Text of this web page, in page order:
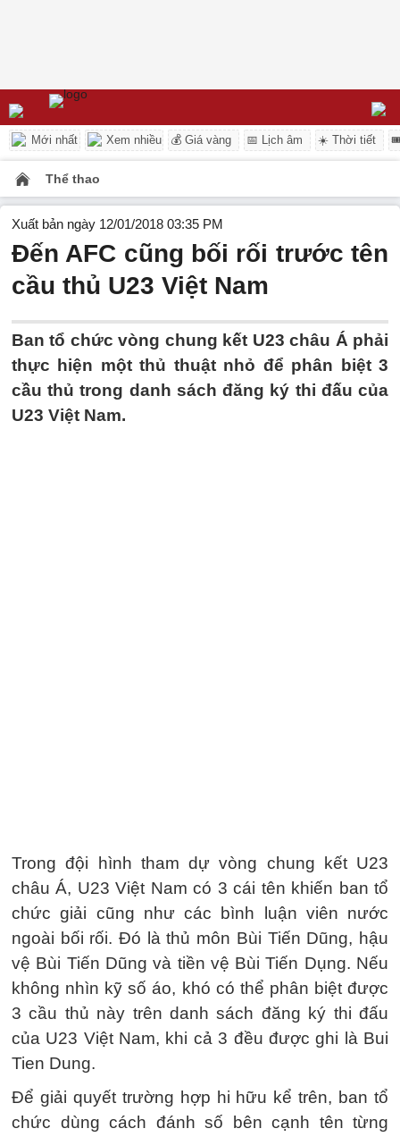
Mới nhất Xem nhiều 💰 Giá vàng 📅 Lịch âm ☀️ Thời tiết
Thể thao
Xuất bản ngày 12/01/2018 03:35 PM
Đến AFC cũng bối rối trước tên
cầu thủ U23 Việt Nam
Ban tổ chức vòng chung kết U23 châu Á phải
thực hiện một thủ thuật nhỏ để phân biệt 3
cầu thủ trong danh sách đăng ký thi đấu của
U23 Việt Nam.
Trong đội hình tham dự vòng chung kết U23
châu Á, U23 Việt Nam có 3 cái tên khiến ban tổ
chức giải cũng như các bình luận viên nước
ngoài bối rối. Đó là thủ môn Bùi Tiến Dũng, hậu
vệ Bùi Tiến Dũng và tiền vệ Bùi Tiến Dụng. Nếu
không nhìn kỹ số áo, khó có thể phân biệt được
3 cầu thủ này trên danh sách đăng ký thi đấu
của U23 Việt Nam, khi cả 3 đều được ghi là Bui
Tien Dung.
Để giải quyết trường hợp hi hữu kể trên, ban tổ
chức dùng cách đánh số bên cạnh tên từng